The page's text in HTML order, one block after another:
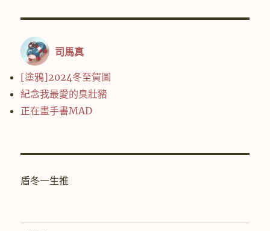
司馬真
[塗鴉]2024冬至賀圖
紀念我最愛的臭壯豬
正在畫手書MAD
盾冬一生推